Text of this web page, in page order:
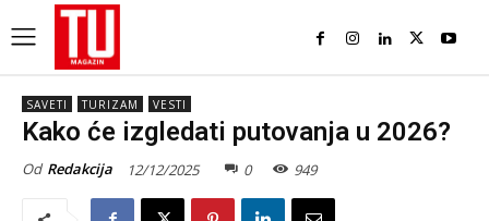
SAVETI TURIZAM VESTI
Kako će izgledati putovanja u 2026?
Od Redakcija 12/12/2025 0 949